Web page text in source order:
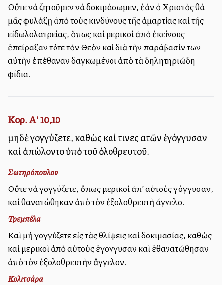
Οὔτε νὰ ζητοῦμεν νὰ δοκιμάσωμεν, ἐὰν ὁ Χριστὸς θὰ
μᾶς φυλάξῃ ἀπὸ τοὺς κινδύνους τῆς ἁμαρτίας καὶ τῆς
εἰδωλολατρείας, ὅπως καὶ μερικοὶ ἀπὸ ἐκείνους
ἐπείραξαν τότε τὸν Θεὸν καὶ διὰ τὴν παράβασίν των
αὐτὴν ἐπέθαναν δαγκωμένοι ἀπὸ τὰ δηλητηριώδη
φίδια.
Κορ. Α' 10,10
μηδὲ γογγύζετε, καθὼς καί τινες αὐτῶν ἐγόγγυσαν
καὶ ἀπώλοντο ὑπὸ τοῦ ὀλοθρευτοῦ.
Σωτηρόπουλου
Οὔτε νὰ γογγύζετε, ὅπως μερικοὶ ἀπ’ αὐτοὺς γόγγυσαν,
καὶ θανατώθηκαν ἀπὸ τὸν ἐξολοθρευτὴ ἄγγελο.
Τρεμπέλα
Καὶ μὴ γογγύζετε εἰς τὰς θλίψεις καὶ δοκιμασίας, καθὼς
καὶ μερικοὶ ἀπὸ αὐτοὺς ἐγογγυσαν καὶ ἐθανατώθησαν
ἀπὸ τὸν ἐξολοθρευτὴν ἄγγελον.
Κολιτσάρα